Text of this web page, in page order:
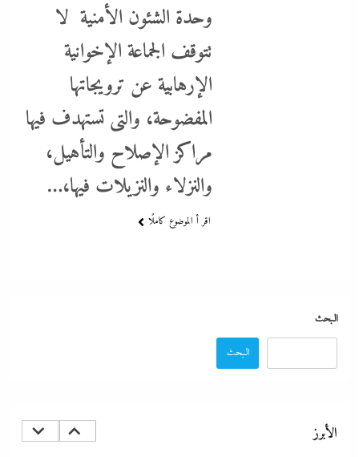
وحدة الشئون الأمنية لا
تتوقف الجماعة الإخوانية
الإرهابية عن ترويجاتها
المفضوحة، والتى تستهدف فيها
مراكز الإصلاح والتأهيل،
والنزلاء والنزيلات فيها،…
اقر أ الموضوع كاملًا
البحث
البحث
الأبرز
بعد غياب 75 عاما: منتخب المبارزة يحقق ميدالية عالمية..والأروع أنها
20 يونيو، 2026